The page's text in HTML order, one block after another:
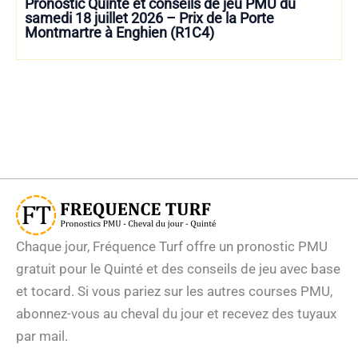
Pronostic Quinté et conseils de jeu PMU du
samedi 18 juillet 2026 – Prix de la Porte
Montmartre à Enghien (R1C4)
Chaque jour, Fréquence Turf offre un pronostic PMU
gratuit pour le Quinté et des conseils de jeu avec base
et tocard. Si vous pariez sur les autres courses PMU,
abonnez-vous au cheval du jour et recevez des tuyaux
par mail.